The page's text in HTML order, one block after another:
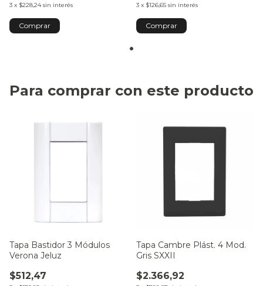
3 x $228,24 sin interés 3 x $126,65 sin interés
Para comprar con este producto
Tapa Bastidor 3 Módulos
Verona Jeluz
$512,47
Tapa Cambre Plást. 4 Mod.
Gris SXXII
$2.366,92